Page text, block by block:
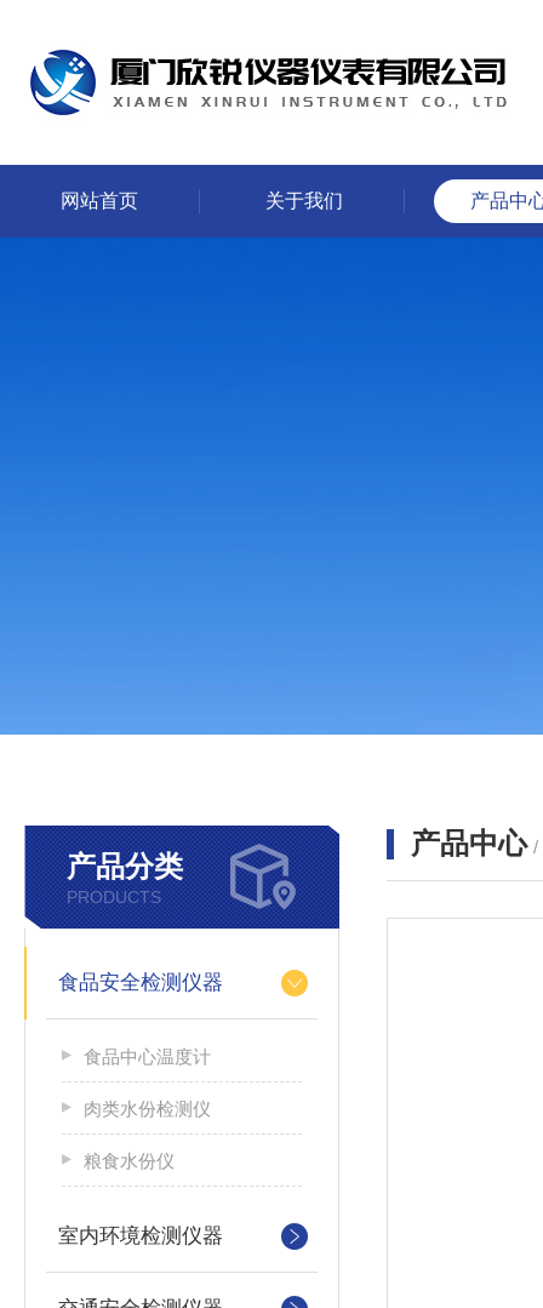
网站首页 关于我们 产品中
产品分类
PRODUCTS
食品安全检测仪器
食品中心温度计
肉类水份检测仪
粮食水份仪
室内环境检测仪器
产品中心 /